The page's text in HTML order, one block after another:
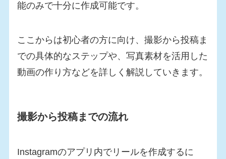
能のみで十分に作成可能です。
ここからは初心者の方に向け、撮影から投稿ま
での具体的なステップや、写真素材を活用した
動画の作り方などを詳しく解説していきます。
撮影から投稿までの流れ
Instagramのアプリ内でリールを作成するに